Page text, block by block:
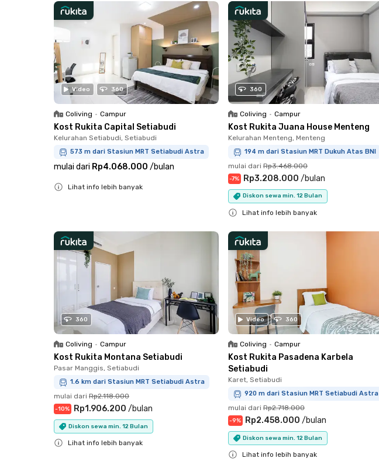
Video 360
Coliving • Campur
Kost Rukita Capital Setiabudi
Kelurahan Setiabudi, Setiabudi
573 m dari Stasiun MRT Setiabudi Astra
mulai dari Rp4.068.000 /bulan
Lihat info lebih banyak
360
Coliving • Campur
Kost Rukita Juana House Menteng
Kelurahan Menteng, Menteng
194 m dari Stasiun MRT Dukuh Atas BNI
mulai dari Rp3.468.000
-7% Rp3.208.000 /bulan
Diskon sewa min. 12 Bulan
Lihat info lebih banyak
360
Coliving • Campur
Kost Rukita Montana Setiabudi
Pasar Manggis, Setiabudi
1.6 km dari Stasiun MRT Setiabudi Astra
mulai dari Rp2.118.000
-10% Rp1.906.200 /bulan
Diskon sewa min. 12 Bulan
Lihat info lebih banyak
Video 360
Coliving • Campur
Kost Rukita Pasadena Karbela
Setiabudi
Karet, Setiabudi
920 m dari Stasiun MRT Setiabudi Astra
mulai dari Rp2.718.000
-9% Rp2.458.000 /bulan
Diskon sewa min. 12 Bulan
Lihat info lebih banyak